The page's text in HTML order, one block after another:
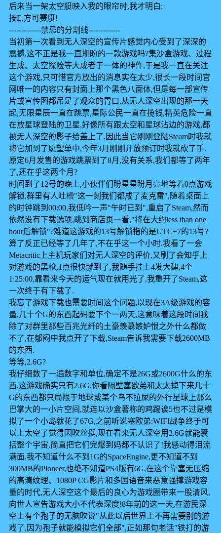
后来当一架太空艇映入我的眼帘时,我才明白:
按E,方可赛艇!
-------------禁忌的分割线-------------
当初第一次看到无人深空的宣传片感觉内心受到了深深的
震撼,这不正是我一直期盼的一款游戏吗?集沙盒游戏、过程
生成、太空探险等大成者于一体的神作,于是我一直在关注
这个游戏,只可惜官方放出的消息实在太少,很长一段时间官
网唯一的内容只有封面上那个黑色八面体,但是每一部宣传
片或宣传图都吊足了观众的胃口,从无人深空出现的那一天
起,无限星辰一直在跳票,星际公民一直在揽钱,精英危险一直
在放星球登陆的卫星,好像所有跟太空和星球沾边的游戏,都
被无人深空的影子给盖上了.因此当它刚刚登陆Steam时我就
将它加到了愿望单中,今年3月刚刚开放预订时我就砍了手.
原定6月发售的游戏跳票到了8月,没有关系,我们都等了两年
了,还在乎这两个月?
时间到了12号的晚上,小伙伴们盼星星盼月亮地等着0点游戏
解锁,群里有人吐槽"这一刻我们都成了麦克雷",随着桌面上
的时钟跳到00:00,我低吟一声"午时已到",重启了Steam,然而
依然没有下载选项,跳到商店页一看,"将在大约less than one
hour后解锁"?难道这游戏的13号解锁指的是UTC+7的13号?
算了反正已经等了几年了,不在乎这一个小时.我看了一会
Metacritic上主机玩家们对无人深空的评价,又刷了会知乎上
对游戏的黑枪,1点很快就到了,我随手挂上4发大建,4个
1:25:00,靠看来今天的运气现在就用光了,我重开了Steam,这
一次终于有下载了.
我忘了游戏下载也需要时间这个问题,以现在3A级游戏的容
量,几十个G的东西起码要下个一两天,这意味着这段时间我
除了对群里那些百兆光纤的土豪羡慕嫉妒恨之外什么都做
不了,在郁闷中我点开了下载,Steam告诉我需要下载2600MB
的东西.
等等,2.6G?
我仔细数了一遍数字和单位,确定不是26G或2600G什么的东
西.这游戏确实只有2.6G,你看隔壁塞欧弟和太太掉下来几十
G的东西都只局限于地球或某个鸟不拉屎的外行星球上那么
巴掌大的一小片空间,就连以沙盒著称的鸡踢诶5也不过是模
拟了一个小岛就花了67G,之前听说塞欧弟:WIFI战争终于可
以上太空了觉得因吹丝挺,现在看来无人深空用2.6G就能囊
括整个宇宙,简直把它们完爆到妈都不认识了!我感动得泪流
满面,我不知道什么不到1G的SpaceEngine,更不知道不到
300MB的Pioneer,也绝不知道PS4版有6G,在这个靠塞无压缩
的高清纹理、1080P CG影片和多国语音来恶意强撑游戏容
量的时代,无人深空这个最后的良心为游戏圈带来一股清风,
向世人宣告游戏大小不代表深度!8年前的这一天,在游民深
空上有个孢子的无脑吹说"从此以后世界上不再需要别的游
戏了,因为孢子就能模拟它们全部",正如那句老话"铁打的游